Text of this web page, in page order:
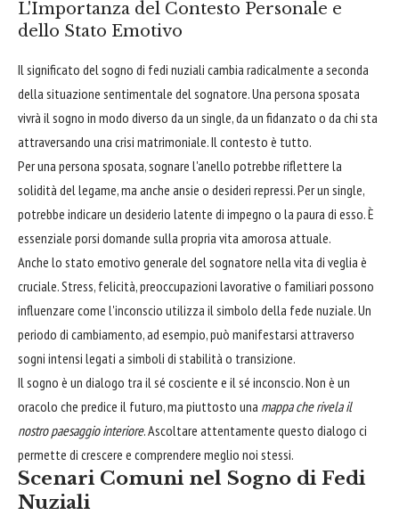
L'Importanza del Contesto Personale e
dello Stato Emotivo
Il significato del sogno di fedi nuziali cambia radicalmente a seconda
della situazione sentimentale del sognatore. Una persona sposata
vivrà il sogno in modo diverso da un single, da un fidanzato o da chi sta
attraversando una crisi matrimoniale. Il contesto è tutto.
Per una persona sposata, sognare l'anello potrebbe riflettere la
solidità del legame, ma anche ansie o desideri repressi. Per un single,
potrebbe indicare un desiderio latente di impegno o la paura di esso. È
essenziale porsi domande sulla propria vita amorosa attuale.
Anche lo stato emotivo generale del sognatore nella vita di veglia è
cruciale. Stress, felicità, preoccupazioni lavorative o familiari possono
influenzare come l'inconscio utilizza il simbolo della fede nuziale. Un
periodo di cambiamento, ad esempio, può manifestarsi attraverso
sogni intensi legati a simboli di stabilità o transizione.
Il sogno è un dialogo tra il sé cosciente e il sé inconscio. Non è un
oracolo che predice il futuro, ma piuttosto una mappa che rivela il
nostro paesaggio interiore. Ascoltare attentamente questo dialogo ci
permette di crescere e comprendere meglio noi stessi.
Scenari Comuni nel Sogno di Fedi
Nuziali